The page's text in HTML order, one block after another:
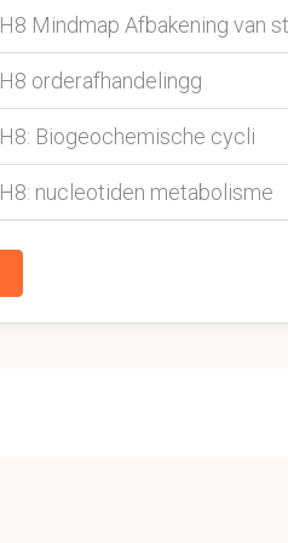
H8 Mindmap Afbakening van
H8 orderafhandelingg
H8: Biogeochemische cycli
H8: nucleotiden metabolisme